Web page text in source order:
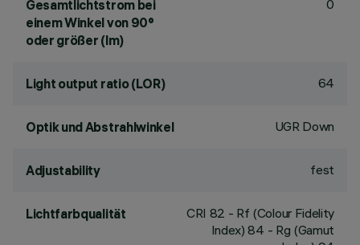
Gesamtlichtstrom bei
einem Winkel von 90°
oder größer (lm)
0
Light output ratio (LOR) 64
Optik und Abstrahlwinkel UGR Down
Adjustability fest
Lichtfarbqualität CRI 82 - Rf (Colour Fidelity
Index) 84 - Rg (Gamut